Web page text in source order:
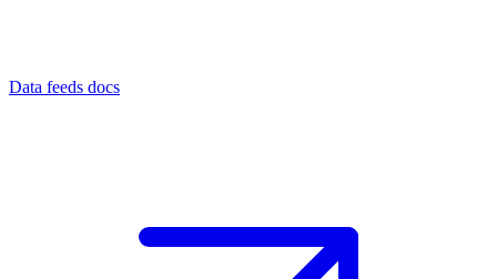
Data feeds docs